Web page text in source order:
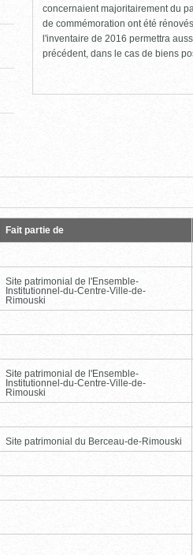
concernaient majoritairement du
de commémoration ont été
l'inventaire de 2016 permettra
précédent, dans le cas de biens
Fait partie de
Site patrimonial de l'Ensemble-
Institutionnel-du-Centre-Ville-de-
Rimouski
Site patrimonial de l'Ensemble-
Institutionnel-du-Centre-Ville-de-
Rimouski
Site patrimonial du Berceau-de-Rimouski